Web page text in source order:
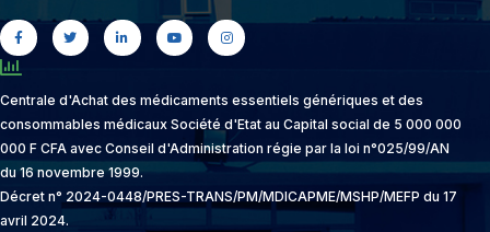
Centrale d'Achat des médicaments essentiels génériques et des
consommables médicaux Société d'Etat au Capital social de 5 000 000
000 F CFA avec Conseil d'Administration régie par la loi n°025/99/AN
du 16 novembre 1999.
Décret n° 2024-0448/PRES-TRANS/PM/MDICAPME/MSHP/MEFP du 17
avril 2024.